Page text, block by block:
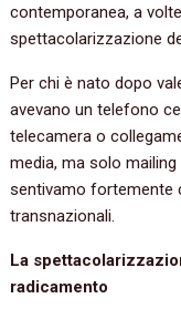
contemporanea, a
spettacolarizzazione
Per chi è nato dopo
avevano un telefono
telecamera o
media, ma solo
sentivamo fortemente
transnazionali.
La
radicamento